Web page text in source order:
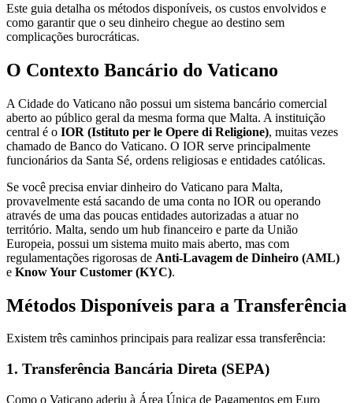
Este guia detalha os métodos disponíveis, os custos envolvidos e
como garantir que o seu dinheiro chegue ao destino sem
complicações burocráticas.
O Contexto Bancário do Vaticano
A Cidade do Vaticano não possui um sistema bancário comercial
aberto ao público geral da mesma forma que Malta. A instituição
central é o IOR (Istituto per le Opere di Religione), muitas vezes
chamado de Banco do Vaticano. O IOR serve principalmente
funcionários da Santa Sé, ordens religiosas e entidades católicas.
Se você precisa enviar dinheiro do Vaticano para Malta,
provavelmente está sacando de uma conta no IOR ou operando
através de uma das poucas entidades autorizadas a atuar no
território. Malta, sendo um hub financeiro e parte da União
Europeia, possui um sistema muito mais aberto, mas com
regulamentações rigorosas de Anti-Lavagem de Dinheiro (AML)
e Know Your Customer (KYC).
Métodos Disponíveis para a Transferência
Existem três caminhos principais para realizar essa transferência:
1. Transferência Bancária Direta (SEPA)
Como o Vaticano aderiu à Área Única de Pagamentos em Euro